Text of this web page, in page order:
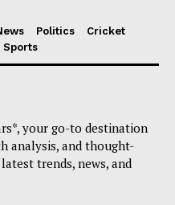
Politics
Cricket
Sports
your go-to destination
analysis, and thought-
trends, news, and